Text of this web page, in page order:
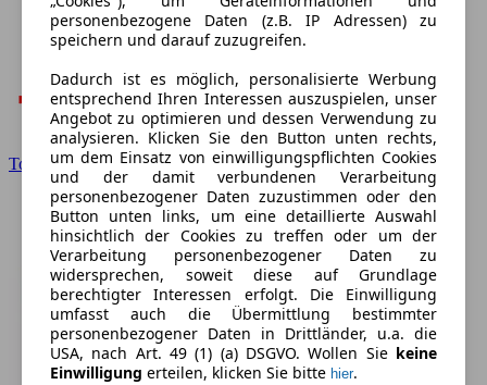
Toyota
personenbezogene Daten (z.B. IP Adressen) zu
speichern und darauf zuzugreifen.
Dadurch ist es möglich, personalisierte Werbung
entsprechend Ihren Interessen auszuspielen, unser
Angebot zu optimieren und dessen Verwendung zu
analysieren. Klicken Sie den Button unten rechts,
um dem Einsatz von einwilligungspflichten Cookies
und der damit verbundenen Verarbeitung
personenbezogener Daten zuzustimmen oder den
Button unten links, um eine detaillierte Auswahl
hinsichtlich der Cookies zu treffen oder um der
Verarbeitung personenbezogener Daten zu
widersprechen, soweit diese auf Grundlage
berechtigter Interessen erfolgt. Die Einwilligung
umfasst auch die Übermittlung bestimmter
personenbezogener Daten in Drittländer, u.a. die
USA, nach Art. 49 (1) (a) DSGVO. Wollen Sie keine
Einwilligung erteilen, klicken Sie bitte hier.